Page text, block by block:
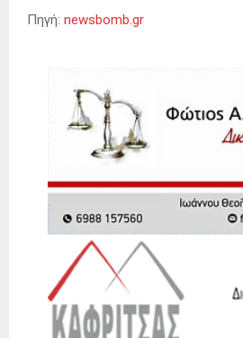
Πηγή: newsbomb.gr